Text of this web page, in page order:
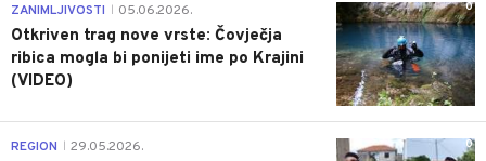
0
ZANIMLJIVOSTI 05.06.2026.
Otkriven trag nove vrste: Čovječja
ribica mogla bi ponijeti ime po Krajini
(VIDEO)
0
REGION 29.05.2026.